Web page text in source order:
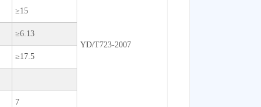
YD/T723-2007
≥15
≥6.13
≥17.5
7